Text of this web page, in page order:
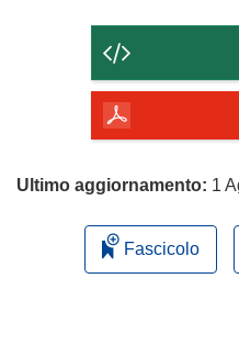
contenuto
della
pagina
Ultimo aggiornamento: 1
Fascicolo